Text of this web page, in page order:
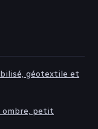
géotextile et
ombre, petit